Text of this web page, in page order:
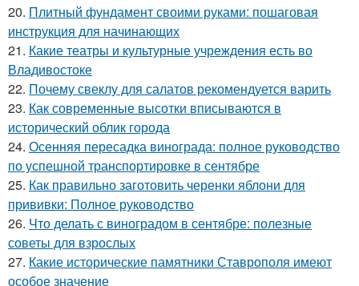
20. Плитный фундамент своими руками: пошаговая
инструкция для начинающих
21. Какие театры и культурные учреждения есть во
Владивостоке
22. Почему свеклу для салатов рекомендуется варить
23. Как современные высотки вписываются в
исторический облик города
24. Осенняя пересадка винограда: полное руководство
по успешной транспортировке в сентябре
25. Как правильно заготовить черенки яблони для
прививки: Полное руководство
26. Что делать с виноградом в сентябре: полезные
советы для взрослых
27. Какие исторические памятники Ставрополя имеют
особое значение